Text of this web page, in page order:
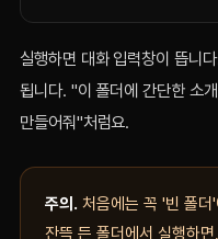
실행하면 대화 입력창이 뜹니
됩니다. "이 폴더에 간단한 소
만들어줘"처럼요.
주의. 처음에는 꼭 '빈 폴더
잔뜩 든 폴더에서 실행하